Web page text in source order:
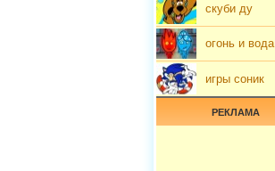
скуби ду
огонь и вода
игры соник
РЕКЛАМА